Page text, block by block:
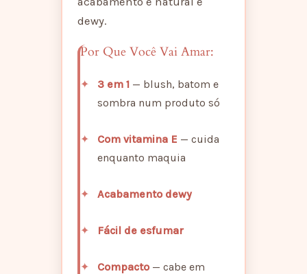
dewy.
Por Que Você Vai Amar:
3 em 1— blush, batom e
sombra num produto só
Com vitamina E — cuida
enquanto maquia
Acabamento dewy
Fácil de esfumar
Compacto— cabe em